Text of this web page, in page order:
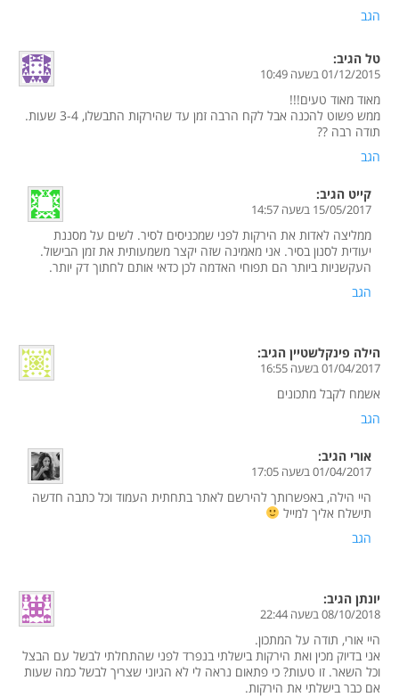
הגב
טל הגיב:
01/12/2015 בשעה 10:49
מאוד מאוד טעים!!!
ממש פשוט להכנה אבל לקח הרבה זמן עד שהירקות התבשלו, 3-4 שעות.
תודה רבה ??
הגב
קייט הגיב:
15/05/2017 בשעה 14:57
ממליצה לאדות את הירקות לפני שמכניסים לסיר. לשים על מסננת
יעודית לסנון בסיר. אני מאמינה שזה יקצר משמעותית את זמן הבישול.
העקשניות ביותר הם תפוחי האדמה לכן כדאי אותם לחתוך דק יותר.
הגב
הילה פינקלשטיין הגיב:
01/04/2017 בשעה 16:55
אשמח לקבל מתכונים
הגב
אורי הגיב:
01/04/2017 בשעה 17:05
היי הילה, באפשרותך להירשם לאתר בתחתית העמוד וכל כתבה חדשה
תישלח אליך למייל
הגב
יונתן הגיב:
08/10/2018 בשעה 22:44
היי אורי, תודה על המתכון.
אני בדיוק מכין ואת הירקות בישלתי בנפרד לפני שהתחלתי לבשל עם הבצל
וכל השאר. זו טעות? כי פתאום נראה לי לא הגיוני שצריך לבשל כמה שעות
אם כבר בישלתי את הירקות.